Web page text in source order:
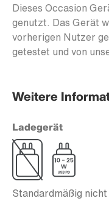
Dieses Occasion
genutzt. Das Gerät
vorherigen Nutzer
getestet und von
Weitere
Ladegerät
Standardmäßig